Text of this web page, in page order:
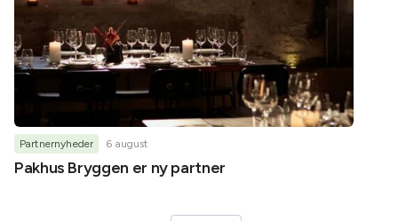
Partnernyheder 6 august
Pakhus Bryggen er ny partner